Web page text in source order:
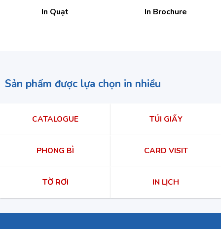
In Quạt In Brochure
Sản phẩm được lựa chọn in nhiều
CATALOGUE TÚI GIẤY
PHONG BÌ CARD VISIT
TỜ RƠI IN LỊCH